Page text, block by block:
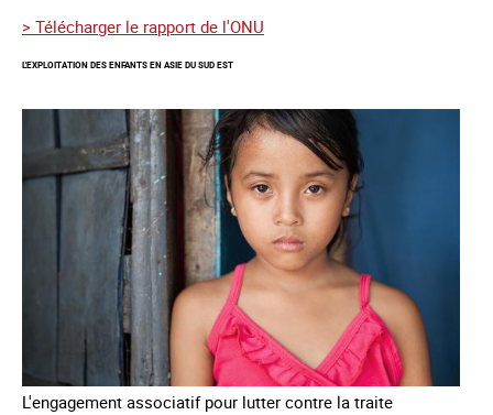
> Télécharger le rapport de l'ONU
L'EXPLOITATION DES ENFANTS EN ASIE DU SUD EST
L'engagement associatif pour lutter contre la traite